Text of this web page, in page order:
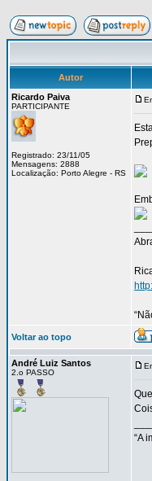
Autor
Ricardo Paiva
PARTICIPANTE
Registrado: 23/11/05
Mensagens: 2888
Localização: Porto Alegre - RS
Voltar ao topo
André Luiz Santos
2.o PASSO
“A